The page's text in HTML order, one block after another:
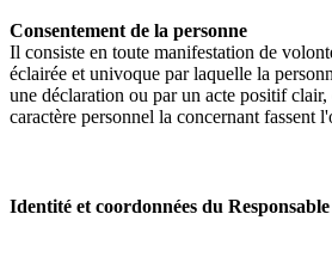
Consentement de la personne
Il consiste en toute manifestation de
éclairée et univoque par laquelle la
une déclaration ou par un acte positif clair,
caractère personnel la concernant fassent
Identité et coordonnées du